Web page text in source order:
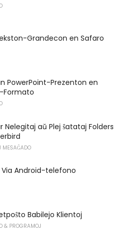
Grandecon en Safaro
PowerPoint-Prezenton en
Formato
Nelegitaj aŭ Plej ŝatataj Folders
MESAĜADO
Via Android-telefono
Babilejo Klientoj
& PROGRAMOJ